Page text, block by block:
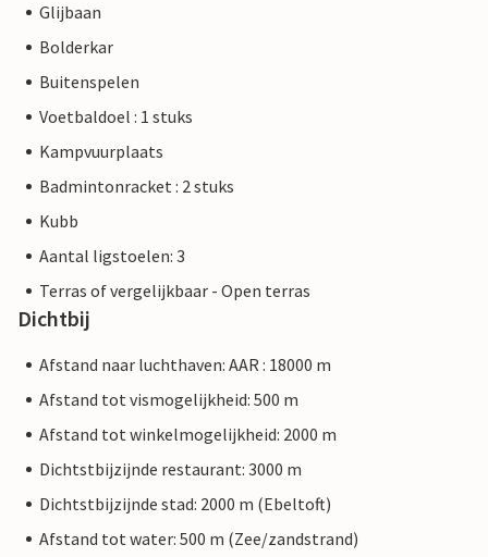
Glijbaan
Bolderkar
Buitenspelen
Voetbaldoel : 1 stuks
Kampvuurplaats
Badmintonracket : 2 stuks
Kubb
Aantal ligstoelen: 3
Terras of vergelijkbaar - Open terras
Dichtbij
Afstand naar luchthaven: AAR : 18000 m
Afstand tot vismogelijkheid: 500 m
Afstand tot winkelmogelijkheid: 2000 m
Dichtstbijzijnde restaurant: 3000 m
Dichtstbijzijnde stad: 2000 m (Ebeltoft)
Afstand tot water: 500 m (Zee/zandstrand)